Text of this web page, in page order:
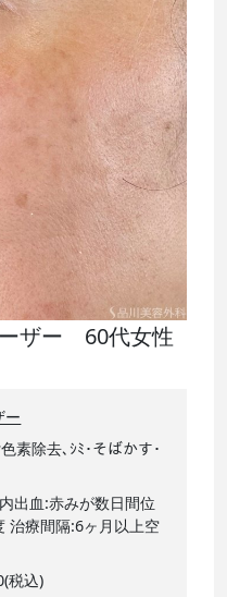
ザー 60代女性
ー
素除去､ｼﾐ･そばかす･
出血:赤みが数日間位
治療間隔:6ヶ月以上空
税込)